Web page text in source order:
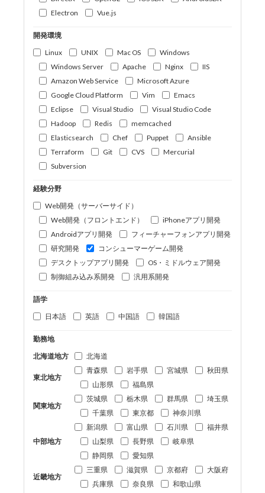
Electron
Vue.js
開発環境
Linux
UNIX Mac OS
Windows
Windows Server
Apache Nginx
IIS
Amazon Web Service
Microsoft Azure
Google Cloud Platform
Vim
Emacs
Eclipse
Visual Studio
Visual Studio Code
Hadoop
Redis
memcached
Elasticsearch
Chef Puppet
Ansible
Terraform
Git CVS
Mercurial
Subversion
経験分野
Web開発（サーバーサイド）
Web開発（フロントエンド）
iPhoneアプリ開発
Androidアプリ開発
フィーチャーフォンアプリ開発
研究開発
コンシューマーゲーム開発
デスクトップアプリ開発
OS・ミドルウェア開発
制御組み込み系開発
汎用系開発
語学
日本語
英語 中国語 韓国語
勤務地
北海道地方
北海道
東北地方
青森県 岩手県 宮城県
秋田県
山形県
福島県
関東地方
茨城県 栃木県 群馬県
埼玉県
千葉県
東京都 神奈川県
中部地方
新潟県 富山県 石川県
福井県
山梨県
長野県
岐阜県
静岡県
愛知県
近畿地方
三重県 滋賀県 京都府
大阪府
兵庫県
奈良県 和歌山県